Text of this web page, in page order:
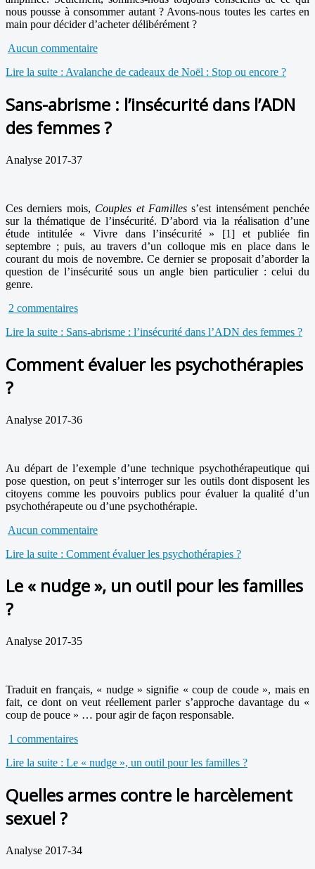
nous pousse à consommer autant ? Avons-nous toutes les cartes en
main pour décider d’acheter délibérément ?
Aucun commentaire
Lire la suite : Avalanche de cadeaux de Noël : Stop ou encore ?
Sans-abrisme : l’insécurité dans l’ADN
des femmes ?
Analyse 2017-37
Ces derniers mois, Couples et Familless’est intensément penchée
sur la thématique de l’insécurité. D’abord via la réalisation d’une
étude intitulée « Vivre dans l’insécurité » [1] et publiée fin
septembre ; puis, au travers d’un colloque mis en place dans le
courant du mois de novembre. Ce dernier se proposait d’aborder la
question de l’insécurité sous un angle bien particulier : celui du
genre.
2 commentaires
Lire la suite : Sans-abrisme : l’insécurité dans l’ADN des femmes ?
Comment évaluer les psychothérapies
?
Analyse 2017-36
Au départ de l’exemple d’une technique psychothérapeutique qui
pose question, on peut s’interroger sur les outils dont disposent les
citoyens comme les pouvoirs publics pour évaluer la qualité d’un
psychothérapeute ou d’une psychothérapie.
Aucun commentaire
Lire la suite : Comment évaluer les psychothérapies ?
Le « nudge », un outil pour les familles
?
Analyse 2017-35
Traduit en français, « nudge » signifie « coup de coude », mais en
fait, ce dont on veut réellement parler s’approche davantage du «
coup de pouce » … pour agir de façon responsable.
1 commentaires
Lire la suite : Le « nudge », un outil pour les familles ?
Quelles armes contre le harcèlement
sexuel ?
Analyse 2017-34